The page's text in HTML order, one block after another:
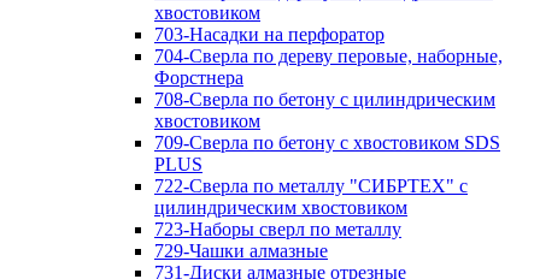
хвостовиком
703-Насадки на перфоратор
704-Сверла по дереву перовые, наборные,
Форстнера
708-Сверла по бетону с цилиндрическим
хвостовиком
709-Сверла по бетону с хвостовиком SDS
PLUS
722-Сверла по металлу "СИБРТЕХ" с
цилиндрическим хвостовиком
723-Наборы сверл по металлу
729-Чашки алмазные
731-Диски алмазные отрезные